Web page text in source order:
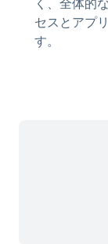
く、全体的
セスとアプ
す。